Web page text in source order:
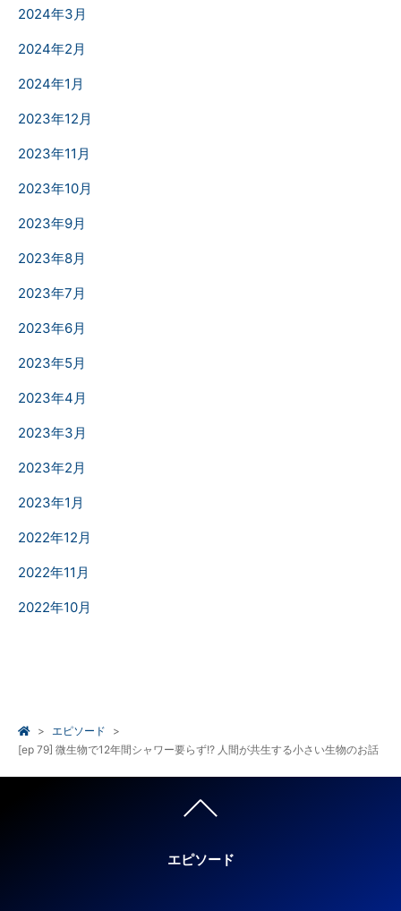
2024年3月
2024年2月
2024年1月
2023年12月
2023年11月
2023年10月
2023年9月
2023年8月
2023年7月
2023年6月
2023年5月
2023年4月
2023年3月
2023年2月
2023年1月
2022年12月
2022年11月
2022年10月
エピソード
[ep 79] 微生物で12年間シャワー要らず!? 人間が共生する小さい生物のお話
エピソード